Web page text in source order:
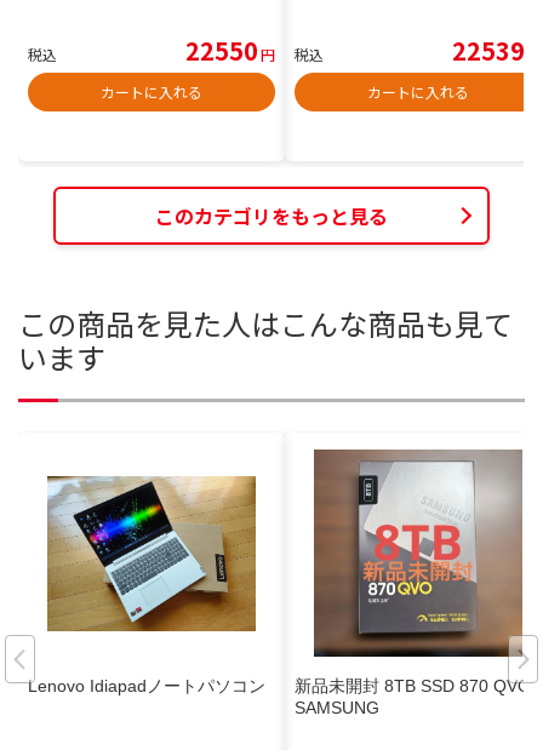
税込 22550円
カートに入れる
税込 22539
カートに入れる
このカテゴリをもっと見る
この商品を見た人はこんな商品も見て
います
Lenovo Idiapadノートパソコン
新品未開封 8TB SSD 870 QVO
SAMSUNG